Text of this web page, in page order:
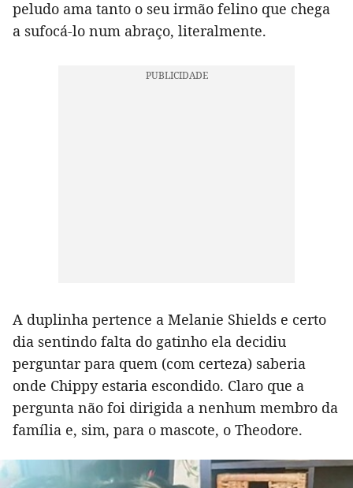
peludo ama tanto o seu irmão felino que chega
a sufocá-lo num abraço, literalmente.
A duplinha pertence a Melanie Shields e certo
dia sentindo falta do gatinho ela decidiu
perguntar para quem (com certeza) saberia
onde Chippy estaria escondido. Claro que a
pergunta não foi dirigida a nenhum membro da
família e, sim, para o mascote, o Theodore.